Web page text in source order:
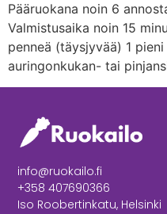
Pääruokana noin 6
Valmistusaika noin 15
penneä (täysjyvää) 1
auringonkukan- tai
info@ruokailo.fi
+358 407690366
Iso Roobertinkatu, Helsinki